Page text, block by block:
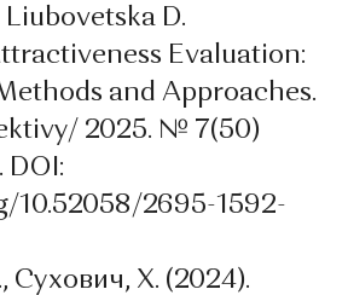
D.
Evaluation:
and Approaches.
2025. № 7(50)
DOI:
10.52058/2695-1592-
Сухович, Х. (2024).